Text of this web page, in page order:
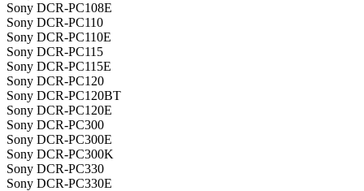
Sony DCR-PC108E
Sony DCR-PC110
Sony DCR-PC110E
Sony DCR-PC115
Sony DCR-PC115E
Sony DCR-PC120
Sony DCR-PC120BT
Sony DCR-PC120E
Sony DCR-PC300
Sony DCR-PC300E
Sony DCR-PC300K
Sony DCR-PC330
Sony DCR-PC330E